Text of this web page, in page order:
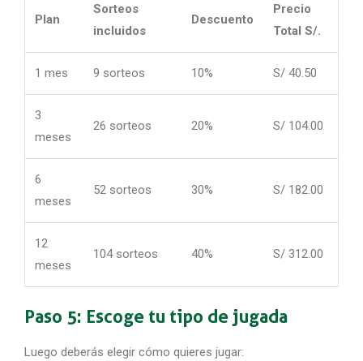
Plan
Sorteos
incluidos
Descuento
Precio
Total S/.
1 mes 9 sorteos 10% S/ 40.50
3
meses
26 sorteos 20% S/ 104.00
6
meses
52 sorteos 30% S/ 182.00
12
meses
104 sorteos 40% S/ 312.00
Paso 5: Escoge tu tipo de jugada
Luego deberás elegir cómo quieres jugar: